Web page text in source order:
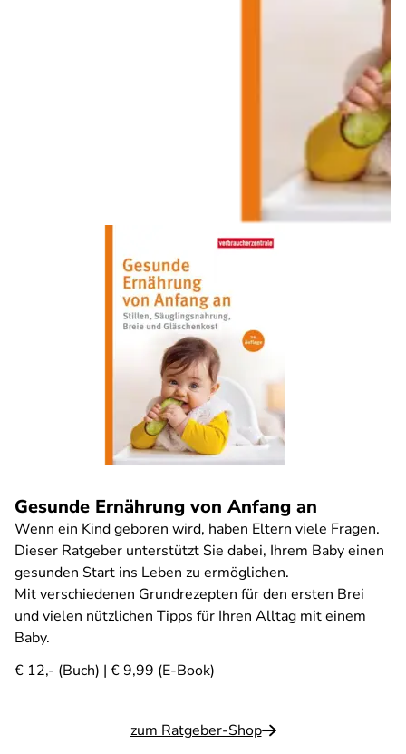
Gesunde Ernährung von Anfang an
Wenn ein Kind geboren wird, haben Eltern viele Fragen.
Dieser Ratgeber unterstützt Sie dabei, Ihrem Baby einen
gesunden Start ins Leben zu ermöglichen.
Mit verschiedenen Grundrezepten für den ersten Brei
und vielen nützlichen Tipps für Ihren Alltag mit einem
Baby.
€ 12,- (Buch) | € 9,99 (E-Book)
zum Ratgeber-Shop